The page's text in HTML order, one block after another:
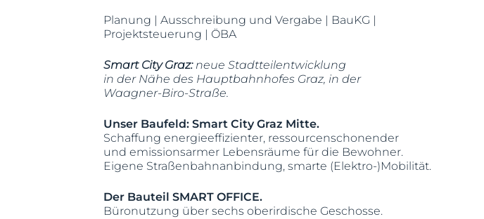
Planung | Ausschreibung und Vergabe | BauKG |
Projektsteuerung | ÖBA
Smart City Graz:neue Stadtteilentwicklung
in der Nähe des Hauptbahnhofes Graz, in der
Waagner-Biro-Straße.
Unser Baufeld: Smart City Graz Mitte.
Schaffung energieeffizienter, ressourcenschonender
und emissionsarmer Lebensräume für die Bewohner.
Eigene Straßenbahnanbindung, smarte (Elektro-)Mobilität.
Der Bauteil SMART OFFICE.
Büronutzung über sechs oberirdische Geschosse.